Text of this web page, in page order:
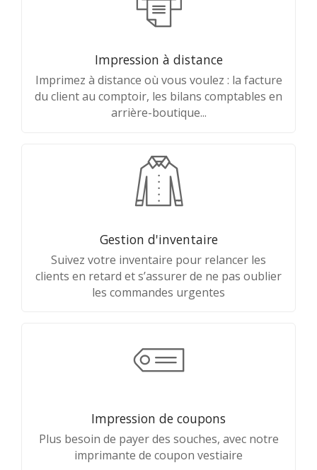
Impression à distance
Imprimez à distance où vous voulez : la facture
du client au comptoir, les bilans comptables en
arrière-boutique...
Gestion d'inventaire
Suivez votre inventaire pour relancer les
clients en retard et s’assurer de ne pas oublier
les commandes urgentes
Impression de coupons
Plus besoin de payer des souches, avec notre
imprimante de coupon vestiaire